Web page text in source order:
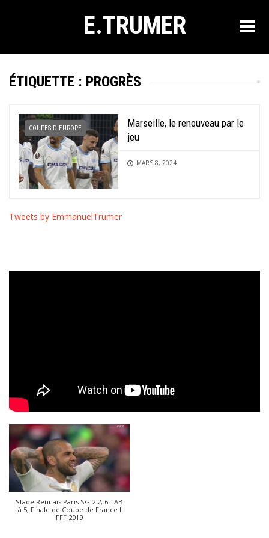
E.TRUMER
ÉTIQUETTE : PROGRÈS
COUPES D'EUROPE
Marseille, le renouveau par le
jeu
MARS 8, 2024
Tweets by EmmanuelTrumer
Stade Rennais Paris SG 2 2, 6 TAB
à 5, Finale de Coupe de France I
FFF 2019